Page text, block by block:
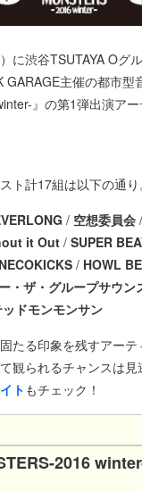
に渋谷TSUTAYA Oグ
GARAGE主催の都市型
』の第1弾出演ア
ト計17組は以下の通り
/ 空想委員会 /
it Out / SUPER
NECOKICKS / HOWL
・ザ・グループサウン
ドモンモンサン
たる印象を残すアー
観られるチャンスは
ト もチェック！
2016